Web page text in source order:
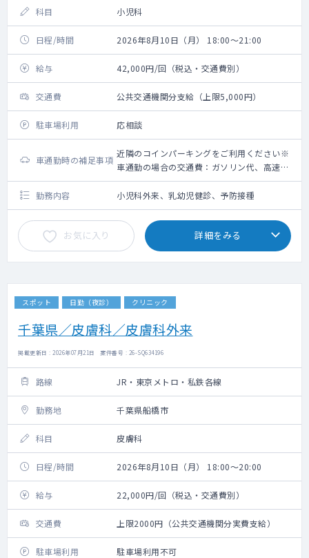
科目 小児科
日程/時間 2026年8月10日（月） 18:00～21:00
給与 42,000円/回（税込・交通費別）
交通費 公共交通機関分支給（上限5,000円）
駐車場利用 応相談
車通勤時の補足事項
近隣のコインパーキングをご利用ください※
車通勤の場合の交通費：ガソリン代、高速道
路利用料金（上限5,000円）＋駐車場代（上
限2,000円）
勤務内容 小児科外来、乳幼児健診、予防接種
お気に入り 詳細をみる
スポット 日勤（夜診） クリニック
千葉県／皮膚科／皮膚科外来
掲載更新日 : 2026年07月21日 案件番号 : 26-SQ634196
路線 JR・東京メトロ・私鉄各線
勤務地 千葉県船橋市
科目 皮膚科
日程/時間 2026年8月10日（月） 18:00～20:00
給与 22,000円/回（税込・交通費別）
交通費 上限2000円（公共交通機関分実費支給）
駐車場利用 駐車場利用不可